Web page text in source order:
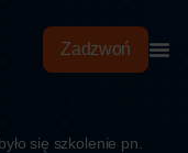
Zadzwoń
się szkolenie pn.